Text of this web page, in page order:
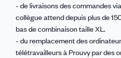
- de livraisons des commandes
collègue attend depuis plus de
bas de combinaison taille XL.
- du remplacement des
télétravailleurs à Prouvy par des